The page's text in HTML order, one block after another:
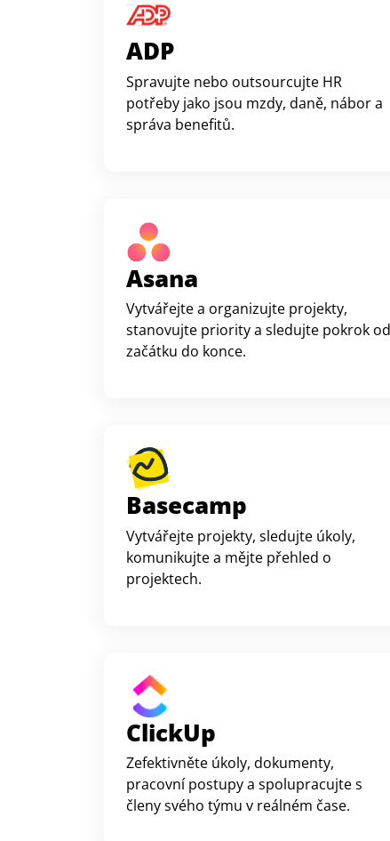
ADP
Spravujte nebo outsourcujte HR
potřeby jako jsou mzdy, daně, nábor a
správa benefitů.
Asana
Vytvářejte a organizujte projekty,
stanovujte priority a sledujte pokrok od
začátku do konce.
Basecamp
Vytvářejte projekty, sledujte úkoly,
komunikujte a mějte přehled o
projektech.
ClickUp
Zefektivněte úkoly, dokumenty,
pracovní postupy a spolupracujte s
členy svého týmu v reálném čase.